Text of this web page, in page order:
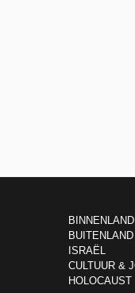
BINNENLAND
BUITENLAND
ISRAËL
CULTUUR &
HOLOCAUST